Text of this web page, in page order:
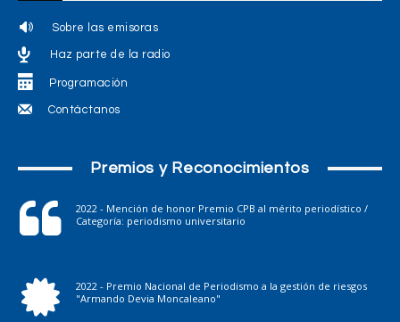
Sobre las emisoras
Haz parte de la radio
Programación
Contáctanos
Premios y Reconocimientos
2022 - Mención de honor Premio CPB al mérito periodístico /
Categoría: periodismo universitario
2022 - Premio Nacional de Periodismo a la gestión de riesgos
"Armando Devia Moncaleano"